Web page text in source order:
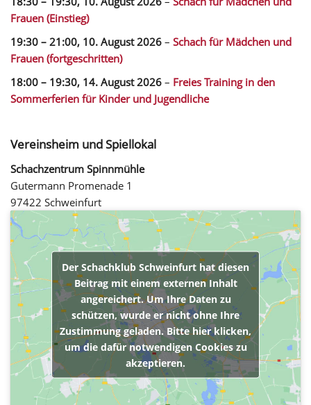
Frauen (Einstieg)
19:30 – 21:00, 10. August 2026 – Schach für Mädchen und
Frauen (fortgeschritten)
18:00 – 19:30, 14. August 2026 – Freies Training in den
Sommerferien für Kinder und Jugendliche
Vereinsheim und Spiellokal
Schachzentrum Spinnmühle
Gutermann Promenade 1
97422 Schweinfurt
Der Schachklub Schweinfurt hat diesen
Beitrag mit einem externen Inhalt
angereichert. Um Ihre Daten zu
schützen, wurde er nicht ohne Ihre
Zustimmung geladen. Bitte hier klicken,
um die dafür notwendigen Cookies zu
akzeptieren.